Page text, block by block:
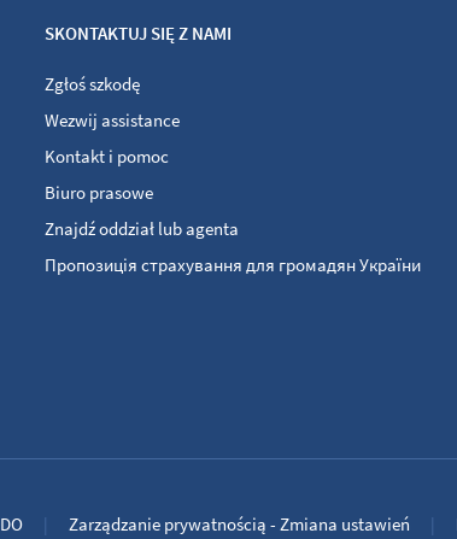
SKONTAKTUJ SIĘ Z NAMI
Zgłoś szkodę
Wezwij assistance
Kontakt i pomoc
Biuro prasowe
Znajdź oddział lub agenta
Пропозиція страхування для громадян України
Zarządzanie prywatnością - Zmiana ustawień